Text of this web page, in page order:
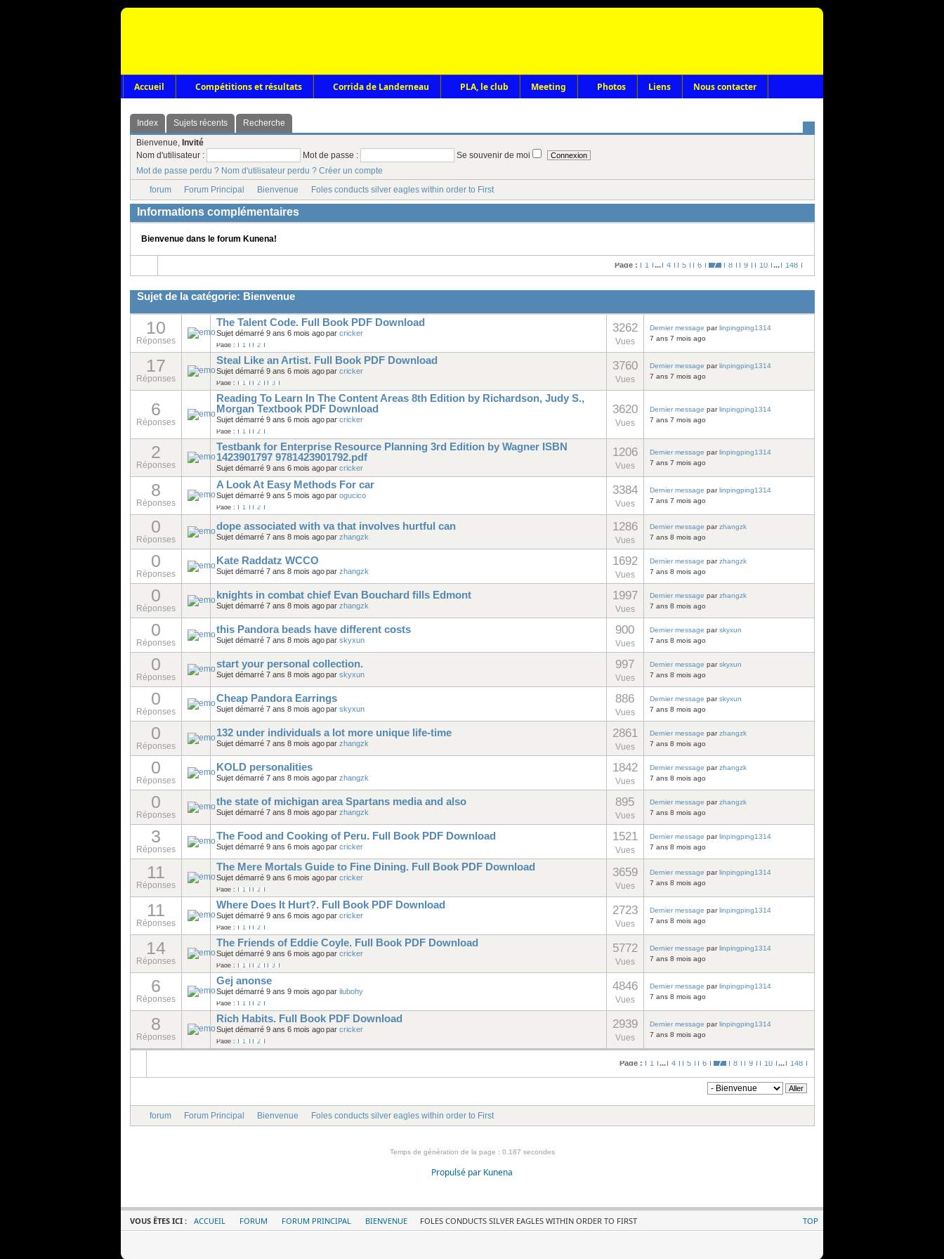
Accueil Compétitions et résultats Corrida de Landerneau PLA, le club Meeting Photos Liens Nous contacter
Index Sujets récents
Recherche
Bienvenue, Invité
Nom d'utilisateur :
Mot de passe :
Se souvenir de moi
Mot de passe perdu ? Nom d'utilisateur perdu ? Créer un compte
forum
Forum Principal Bienvenue Foles conducts silver eagles within order to First
Informations complémentaires
Bienvenue dans le forum Kunena!
Page : 1 ... 4 5 6 7 8 9 10 ... 148
Sujet de la catégorie: Bienvenue
10
Réponses
The Talent Code. Full Book PDF Download
Sujet démarré 9 ans 6 mois ago par cricker
Page : 1 2
3262
Vues
Dernier message parlinpingping1314
7 ans 7 mois ago
17
Réponses
Steal Like an Artist. Full Book PDF Download
Sujet démarré 9 ans 6 mois ago par cricker
Page : 1 2 3
3760
Vues
Dernier message parlinpingping1314
7 ans 7 mois ago
6
Réponses
Reading To Learn In The Content Areas 8th Edition by Richardson, Judy S.,
Morgan Textbook PDF Download
Sujet démarré 9 ans 6 mois ago par cricker
Page : 1 2
3620
Vues
Dernier message parlinpingping1314
7 ans 7 mois ago
2
Réponses
Testbank for Enterprise Resource Planning 3rd Edition by Wagner ISBN
1423901797 9781423901792.pdf
Sujet démarré 9 ans 6 mois ago par cricker
1206
Vues
Dernier message parlinpingping1314
7 ans 7 mois ago
8
Réponses
A Look At Easy Methods For car
Sujet démarré 9 ans 5 mois ago par ogucico
Page : 1 2
3384
Vues
Dernier message parlinpingping1314
7 ans 7 mois ago
0
Réponses
dope associated with va that involves hurtful can
Sujet démarré 7 ans 8 mois ago par zhangzk
1286
Vues
Dernier message parzhangzk
7 ans 8 mois ago
0
Réponses
Kate Raddatz WCCO
Sujet démarré 7 ans 8 mois ago par zhangzk
1692
Vues
Dernier message parzhangzk
7 ans 8 mois ago
0
Réponses
knights in combat chief Evan Bouchard fills Edmont
Sujet démarré 7 ans 8 mois ago par zhangzk
1997
Vues
Dernier message parzhangzk
7 ans 8 mois ago
0
Réponses
this Pandora beads have different costs
Sujet démarré 7 ans 8 mois ago par skyxun
900
Vues
Dernier message parskyxun
7 ans 8 mois ago
0
Réponses
start your personal collection.
Sujet démarré 7 ans 8 mois ago par skyxun
997
Vues
Dernier message parskyxun
7 ans 8 mois ago
0
Réponses
Cheap Pandora Earrings
Sujet démarré 7 ans 8 mois ago par skyxun
886
Vues
Dernier message parskyxun
7 ans 8 mois ago
0
Réponses
132 under individuals a lot more unique life-time
Sujet démarré 7 ans 8 mois ago par zhangzk
2861
Vues
Dernier message parzhangzk
7 ans 8 mois ago
0
Réponses
KOLD personalities
Sujet démarré 7 ans 8 mois ago par zhangzk
1842
Vues
Dernier message parzhangzk
7 ans 8 mois ago
0
Réponses
the state of michigan area Spartans media and also
Sujet démarré 7 ans 8 mois ago par zhangzk
895
Vues
Dernier message parzhangzk
7 ans 8 mois ago
3
Réponses
The Food and Cooking of Peru. Full Book PDF Download
Sujet démarré 9 ans 6 mois ago par cricker
1521
Vues
Dernier message parlinpingping1314
7 ans 8 mois ago
11
Réponses
The Mere Mortals Guide to Fine Dining. Full Book PDF Download
Sujet démarré 9 ans 6 mois ago par cricker
Page : 1 2
3659
Vues
Dernier message parlinpingping1314
7 ans 8 mois ago
11
Réponses
Where Does It Hurt?. Full Book PDF Download
Sujet démarré 9 ans 6 mois ago par cricker
Page : 1 2
2723
Vues
Dernier message parlinpingping1314
7 ans 8 mois ago
14
Réponses
The Friends of Eddie Coyle. Full Book PDF Download
Sujet démarré 9 ans 6 mois ago par cricker
Page : 1 2 3
5772
Vues
Dernier message parlinpingping1314
7 ans 8 mois ago
6
Réponses
Gej anonse
Sujet démarré 9 ans 9 mois ago par ilubohy
Page : 1 2
4846
Vues
Dernier message parlinpingping1314
7 ans 8 mois ago
8
Réponses
Rich Habits. Full Book PDF Download
Sujet démarré 9 ans 6 mois ago par cricker
Page : 1 2
2939
Vues
Dernier message parlinpingping1314
7 ans 8 mois ago
Page : 1 ... 4 5 6 7 8 9 10 ... 148
forum Forum Principal Bienvenue Foles conducts silver eagles within order to First
Temps de génération de la page : 0.187 secondes
Propulsé par Kunena
VOUS ÊTES ICI : ACCUEIL FORUM FORUM PRINCIPAL BIENVENUE FOLES CONDUCTS SILVER EAGLES WITHIN ORDER TO FIRST TOP